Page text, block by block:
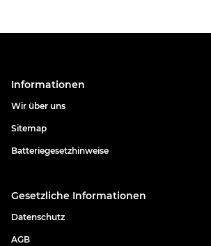
Informationen
Wir über uns
Sitemap
Batteriegesetzhinweise
Gesetzliche Informationen
Datenschutz
AGB